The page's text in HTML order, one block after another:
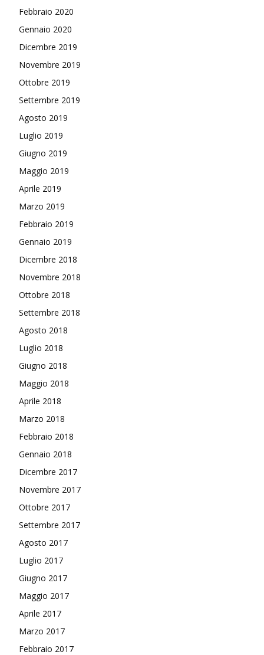
Febbraio 2020
Gennaio 2020
Dicembre 2019
Novembre 2019
Ottobre 2019
Settembre 2019
Agosto 2019
Luglio 2019
Giugno 2019
Maggio 2019
Aprile 2019
Marzo 2019
Febbraio 2019
Gennaio 2019
Dicembre 2018
Novembre 2018
Ottobre 2018
Settembre 2018
Agosto 2018
Luglio 2018
Giugno 2018
Maggio 2018
Aprile 2018
Marzo 2018
Febbraio 2018
Gennaio 2018
Dicembre 2017
Novembre 2017
Ottobre 2017
Settembre 2017
Agosto 2017
Luglio 2017
Giugno 2017
Maggio 2017
Aprile 2017
Marzo 2017
Febbraio 2017